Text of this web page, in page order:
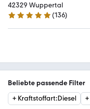
42329 Wuppertal
4.9 Sterne
(136)
Beliebte passende Filter
+ Kraftstoffart:Diesel +